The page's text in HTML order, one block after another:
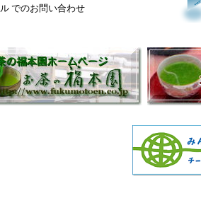
ル でのお問い合わせ